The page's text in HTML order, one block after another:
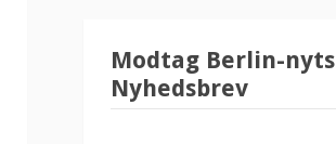
Modtag Berlin-nyts
Nyhedsbrev